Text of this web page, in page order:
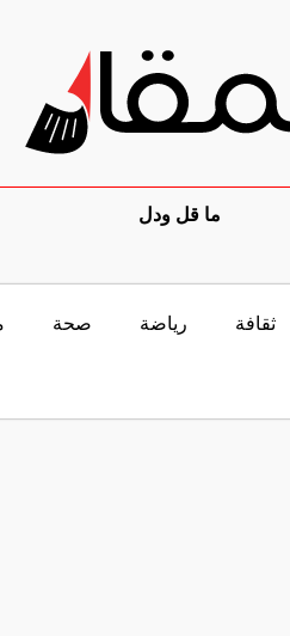
ما قل ودل
ثقافة رياضة صحة